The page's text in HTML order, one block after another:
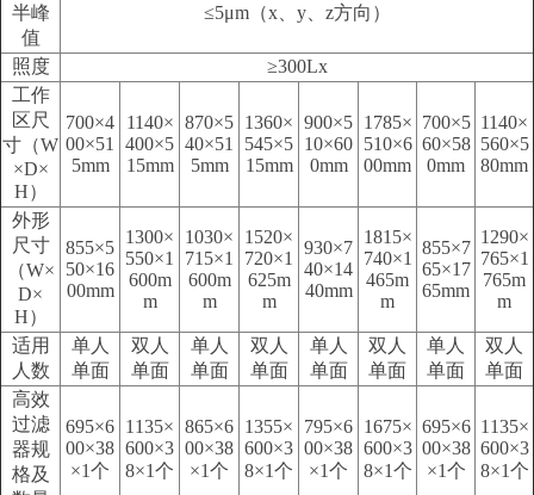
半峰
值
≤5μm（x、y、z方向）
照度
≥300Lx
工作
区尺
寸（W
×D×
H）
700×4
00×51
5mm
1140×
400×5
15mm
870×5
40×51
5mm
1360×
545×5
15mm
900×5
10×60
0mm
1785×
510×6
00mm
700×5
60×58
0mm
1140×
560×5
80mm
外形
尺寸
（W×
D×
H）
855×5
50×16
00mm
1300×
550×1
600m
m
1030×
715×1
600m
m
1520×
720×1
625m
m
930×7
40×14
40mm
1815×
740×1
465m
m
855×7
65×17
65mm
1290×
765×1
765m
m
适用
人数
单人
单面
双人
单面
单人
单面
双人
单面
单人
单面
双人
单面
单人
单面
双人
单面
高效
过滤
器规
格及
695×6
00×38
×1个
1135×
600×3
8×1个
865×6
00×38
×1个
1355×
600×3
8×1个
795×6
00×38
×1个
1675×
600×3
8×1个
695×6
00×38
×1个
1135×
600×3
8×1个